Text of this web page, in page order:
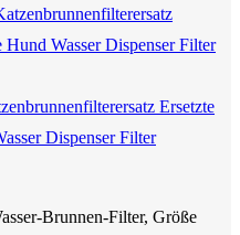
Ersetzte
Dispenser Filter
Brunnen-Filter, Größe